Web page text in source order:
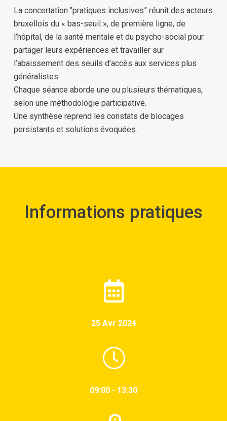
La concertation “pratiques inclusives” réunit des acteurs
bruxellois du « bas-seuil », de première ligne, de
l’hôpital, de la santé mentale et du psycho-social pour
partager leurs expériences et travailler sur
l’abaissement des seuils d’accès aux services plus
généralistes.
Chaque séance aborde une ou plusieurs thématiques,
selon une méthodologie participative.
Une synthèse reprend les constats de blocages
persistants et solutions évoquées.
Informations pratiques
25 Avr 2024
09:00 - 13:30